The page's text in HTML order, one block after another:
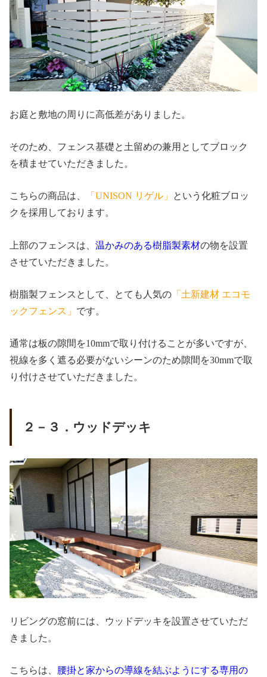
お庭と敷地の周りに高低差がありました。
そのため、フェンス基礎と土留めの兼用としてブロック
を積ませていただきました。
こちらの商品は、 「UNISON リゲル」 という化粧ブロッ
クを採用しております。
上部のフェンスは、温かみのある樹脂製素材の物を設置
させていただきました。
樹脂製フェンスとして、とても人気の 「土新建材 エコモ
ックフェンス」 です。
通常は板の隙間を10mmで取り付けることが多いですが、
視線を多く遮る必要がないシーンのため隙間を30mmで取
り付けさせていただきました。
２－３．ウッドデッキ
リビングの窓前には、ウッドデッキを設置させていただ
きました。
こちらは、 腰掛と家からの導線を結ぶようにする専用の